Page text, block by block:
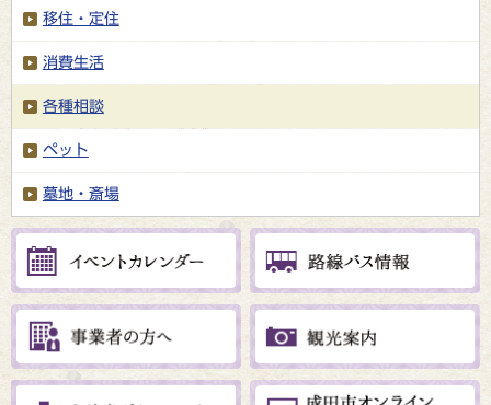
移住・定住
消費生活
各種相談
ペット
墓地・斎場